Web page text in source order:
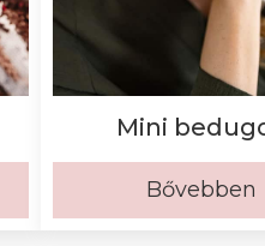
Mini
Bővebben